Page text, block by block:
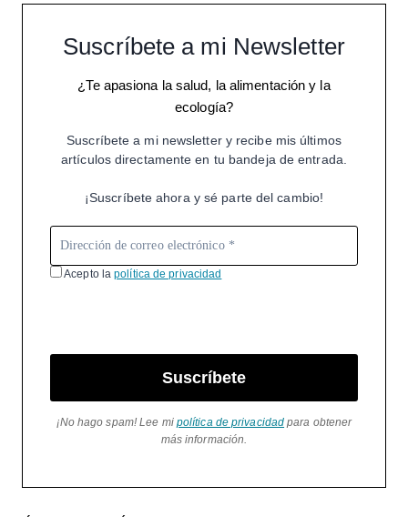
Suscríbete a mi Newsletter
¿Te apasiona la salud, la alimentación y la
ecología?
Suscríbete a mi newsletter y recibe mis últimos
artículos directamente en tu bandeja de entrada.
¡Suscríbete ahora y sé parte del cambio!
Acepto lapolítica de privacidad
Suscríbete
¡No hago spam! Lee mi política de privacidad para obtener
más información.